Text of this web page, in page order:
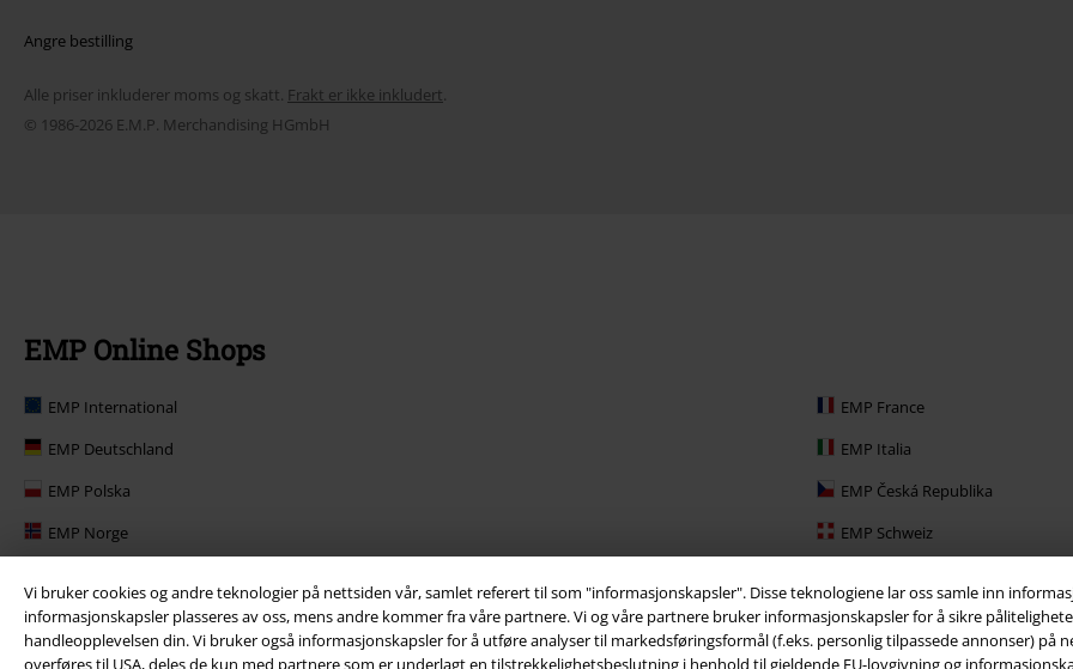
Vi bruker cookies og andre teknologier på nettsiden vår, samlet referert til som "informasjonskapsler". Disse teknologiene lar oss samle inn
informasjonskapsler plasseres av oss, mens andre kommer fra våre partnere. Vi og våre partnere bruker informasjonskapsler for å sikre
handleopplevelsen din. Vi bruker også informasjonskapsler for å utføre analyser til markedsføringsformål (f.eks. personlig tilpassede annonser) på
overføres til USA, deles de kun med partnere som er underlagt en tilstrekkelighetsbeslutning i henhold til gjeldende EU-lovgivning og
Angre bestilling
Alle priser inkluderer moms og skatt. Frakt er ikke inkludert.
© 1986-2026 E.M.P. Merchandising HGmbH
EMP Online Shops
EMP International
EMP France
EMP Deutschland
EMP Italia
EMP Polska
EMP Česká Republika
EMP Norge
EMP Schweiz
EMP United Kingdom
EMP Sverige
EMP Danmark
Large Nederland